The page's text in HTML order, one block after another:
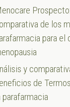
de los
para el
y
de
parafarmacia